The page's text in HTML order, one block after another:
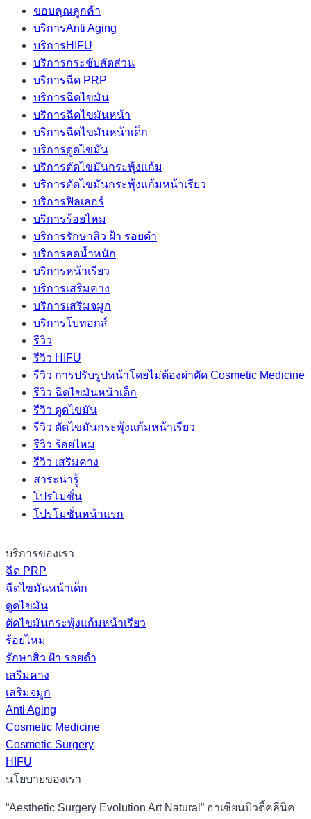
ขอบคุณลูกค้า
บริการAnti Aging
บริการHIFU
บริการกระชับสัดส่วน
บริการฉีด PRP
บริการฉีดไขมัน
บริการฉีดไขมันหน้า
บริการฉีดไขมันหน้าเด็ก
บริการดูดไขมัน
บริการตัดไขมันกระพุ้งแก้ม
บริการตัดไขมันกระพุ้งแก้มหน้าเรียว
บริการฟิลเลอร์
บริการร้อยไหม
บริการรักษาสิว ฝ้า รอยดำ
บริการลดน้ำหนัก
บริการหน้าเรียว
บริการเสริมคาง
บริการเสริมจมูก
บริการโบทอกส์
รีวิว
รีวิว HIFU
รีวิว การปรับรูปหน้าโดยไม่ต้องผ่าตัด Cosmetic Medicine
รีวิว ฉีดไขมันหน้าเด็ก
รีวิว ดูดไขมัน
รีวิว ตัดไขมันกระพุ้งแก้มหน้าเรียว
รีวิว ร้อยไหม
รีวิว เสริมคาง
สาระน่ารู้
โปรโมชั่น
โปรโมชั่นหน้าแรก
บริการของเรา
ฉีด PRP
ฉีดไขมันหน้าเด็ก
ดูดไขมัน
ตัดไขมันกระพุ้งแก้มหน้าเรียว
ร้อยไหม
รักษาสิว ฝ้า รอยดำ
เสริมคาง
เสริมจมูก
Anti Aging
Cosmetic Medicine
Cosmetic Surgery
HIFU
นโยบายของเรา
“Aesthetic Surgery Evolution Art Natural” อาเซียนบิวตี้คลีนิค